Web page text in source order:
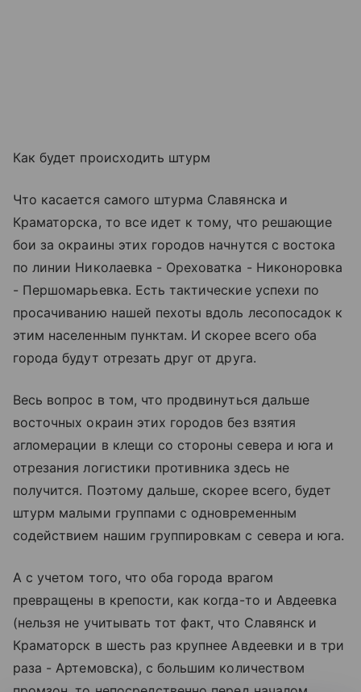
Как будет происходить штурм
Что касается самого штурма Славянска и
Краматорска, то все идет к тому, что решающие
бои за окраины этих городов начнутся с востока
по линии Николаевка - Ореховатка - Никоноровка
- Першомарьевка. Есть тактические успехи по
просачиванию нашей пехоты вдоль лесопосадок к
этим населенным пунктам. И скорее всего оба
города будут отрезать друг от друга.
Весь вопрос в том, что продвинуться дальше
восточных окраин этих городов без взятия
агломерации в клещи со стороны севера и юга и
отрезания логистики противника здесь не
получится. Поэтому дальше, скорее всего, будет
штурм малыми группами с одновременным
содействием нашим группировкам с севера и юга.
А с учетом того, что оба города врагом
превращены в крепости, как когда-то и Авдеевка
(нельзя не учитывать тот факт, что Славянск и
Краматорск в шесть раз крупнее Авдеевки и в три
раза - Артемовска), с большим количеством